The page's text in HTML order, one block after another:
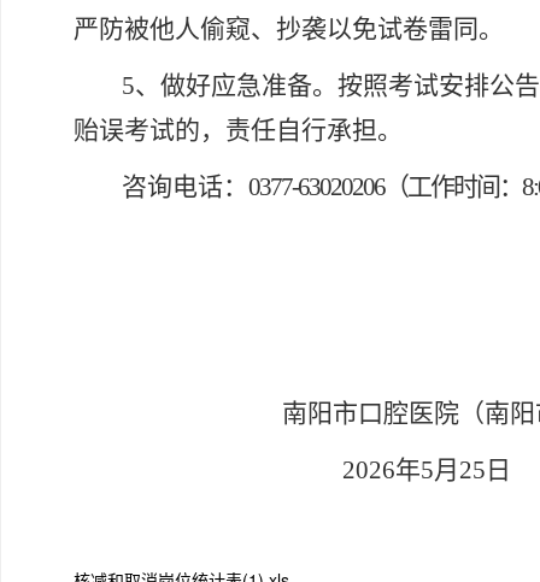
严防被他人偷窥、抄袭以免试卷雷同。
5、做好应急准备。按照考试安排公
贻误考试的，责任自行承担。
咨询电话： 0377-63020206（工作时间：
南阳市口腔医院（南
2026年5月25日